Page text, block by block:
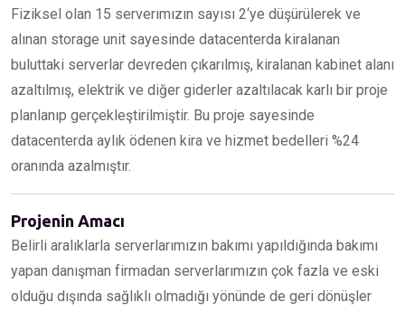
Fiziksel olan 15 serverımızın sayısı 2‘ye düşürülerek ve
alınan storage unit sayesinde datacenterda kiralanan
buluttaki serverlar devreden çıkarılmış, kiralanan kabinet alanı
azaltılmış, elektrik ve diğer giderler azaltılacak karlı bir proje
planlanıp gerçekleştirilmiştir. Bu proje sayesinde
datacenterda aylık ödenen kira ve hizmet bedelleri %24
oranında azalmıştır.
Projenin Amacı
Belirli aralıklarla serverlarımızın bakımı yapıldığında bakımı
yapan danışman firmadan serverlarımızın çok fazla ve eski
olduğu dışında sağlıklı olmadığı yönünde de geri dönüşler